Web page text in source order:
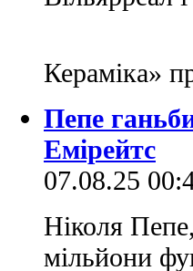
Кераміка»
Пепе
Емірейтс
07.08.25
Ніколя
мільйони